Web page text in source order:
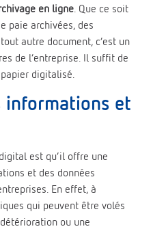
en ligne . Que ce soit
paie archivées, des
autre document, c’est un
de l’entreprise. Il suffit de
digitalisé.
informations et
est qu’il offre une
et des données
En effet, à
qui peuvent être volés
ou une